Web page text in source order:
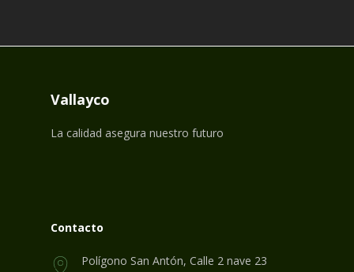
Vallayco
La calidad asegura nuestro futuro
Contacto
Polígono San Antón, Calle 2 nave 23